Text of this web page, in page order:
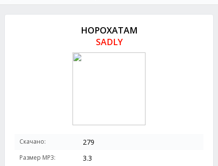
НОРОХАТАМ
SADLY
Скачано: 279
Размер MP3: 3.3